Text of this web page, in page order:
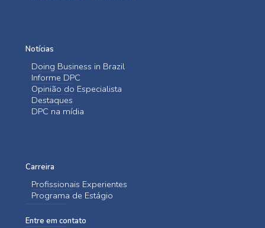
Notícias
Doing Business in Brazil
Informe DPC
Opinião do Especialista
Destaques
DPC na mídia
Carreira
Profissionais Experientes
Programa de Estágio
Entre em contato